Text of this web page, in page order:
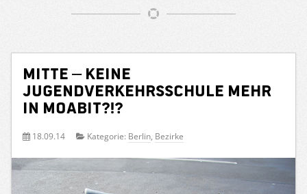
Mitte – Keine
Jugendverkehrsschule mehr
in Moabit?!?
18.09.14 Kategorie: Berlin, Bezirke